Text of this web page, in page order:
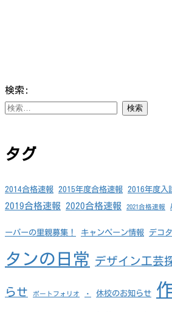
検索:
タグ
2014合格速報 2015年度合格速報 2016年度入
2019合格速報 2020合格速報 2021合格速報
ーパーの里親募集！ キャンペーン情報 デコ
タンの日常
デザイン工芸
らせ ポートフォリオ ・ 休校のお知らせ